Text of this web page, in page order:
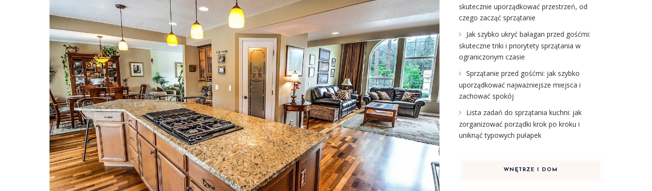
skutecznie uporządkować przestrzeń, od
czego zacząć sprzątanie
Jak szybko ukryć bałagan przed gośćmi:
skuteczne triki i priorytety sprzątania w
ograniczonym czasie
Sprzątanie przed gośćmi: jak szybko
uporządkować najważniejsze miejsca i
zachować spokój
Lista zadań do sprzątania kuchni: jak
zorganizować porządki krok po kroku i
uniknąć typowych pułapek
WNĘTRZE I DOM